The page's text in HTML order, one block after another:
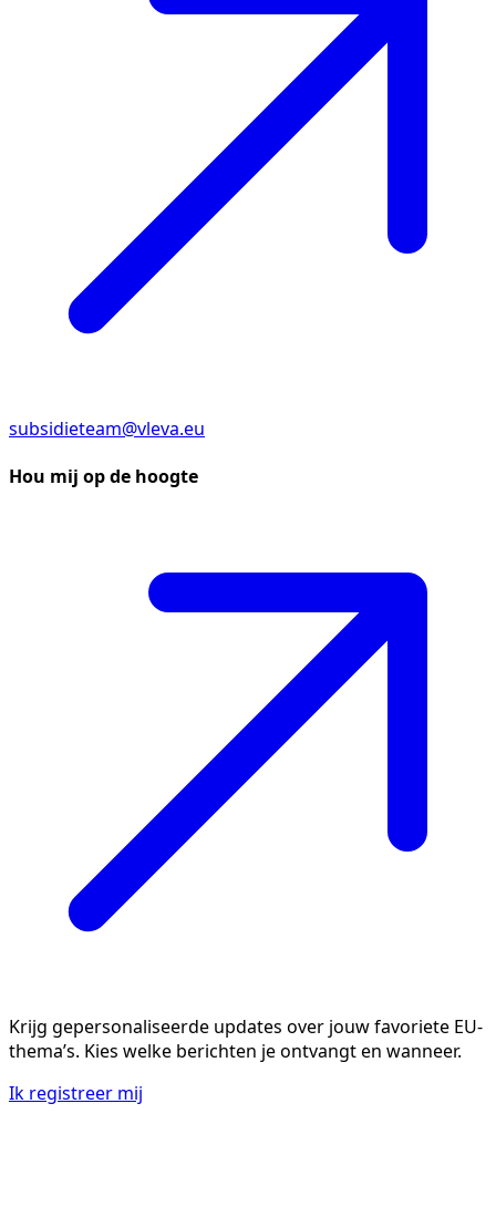
subsidieteam@vleva.eu
Hou mij op de hoogte
Krijg gepersonaliseerde updates over jouw favoriete EU-
thema’s. Kies welke berichten je ontvangt en wanneer.
Ik registreer mij